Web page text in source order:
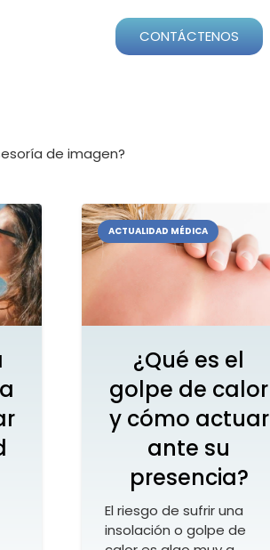
CONTÁCTENOS
de imagen?
ACTUALIDAD MÉDICA
¿Qué es el
golpe de calor
y cómo actuar
ante su
presencia?
El riesgo de sufrir una
insolación o golpe de